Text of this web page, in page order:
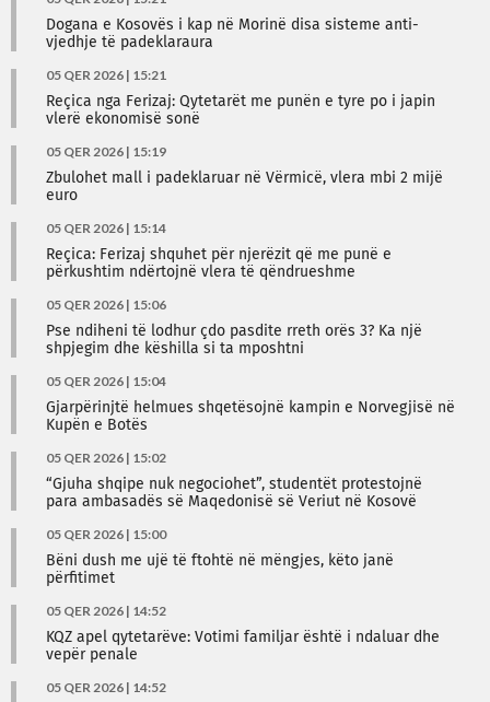
Dogana e Kosovës i kap në Morinë disa sisteme anti-
vjedhje të padeklaraura
05 QER 2026 | 15:21
Reçica nga Ferizaj: Qytetarët me punën e tyre po i japin
vlerë ekonomisë sonë
05 QER 2026 | 15:19
Zbulohet mall i padeklaruar në Vërmicë, vlera mbi 2 mijë
euro
05 QER 2026 | 15:14
Reçica: Ferizaj shquhet për njerëzit që me punë e
përkushtim ndërtojnë vlera të qëndrueshme
05 QER 2026 | 15:06
Pse ndiheni të lodhur çdo pasdite rreth orës 3? Ka një
shpjegim dhe këshilla si ta mposhtni
05 QER 2026 | 15:04
Gjarpërinjtë helmues shqetësojnë kampin e Norvegjisë në
Kupën e Botës
05 QER 2026 | 15:02
“Gjuha shqipe nuk negociohet”, studentët protestojnë
para ambasadës së Maqedonisë së Veriut në Kosovë
05 QER 2026 | 15:00
Bëni dush me ujë të ftohtë në mëngjes, këto janë
përfitimet
05 QER 2026 | 14:52
KQZ apel qytetarëve: Votimi familjar është i ndaluar dhe
vepër penale
05 QER 2026 | 14:52